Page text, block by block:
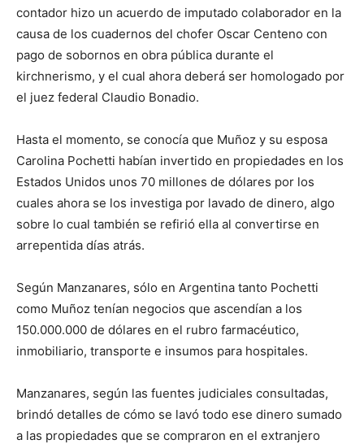
contador hizo un acuerdo de imputado colaborador en la
causa de los cuadernos del chofer Oscar Centeno con
pago de sobornos en obra pública durante el
kirchnerismo, y el cual ahora deberá ser homologado por
el juez federal Claudio Bonadio.
Hasta el momento, se conocía que Muñoz y su esposa
Carolina Pochetti habían invertido en propiedades en los
Estados Unidos unos 70 millones de dólares por los
cuales ahora se los investiga por lavado de dinero, algo
sobre lo cual también se refirió ella al convertirse en
arrepentida días atrás.
Según Manzanares, sólo en Argentina tanto Pochetti
como Muñoz tenían negocios que ascendían a los
150.000.000 de dólares en el rubro farmacéutico,
inmobiliario, transporte e insumos para hospitales.
Manzanares, según las fuentes judiciales consultadas,
brindó detalles de cómo se lavó todo ese dinero sumado
a las propiedades que se compraron en el extranjero